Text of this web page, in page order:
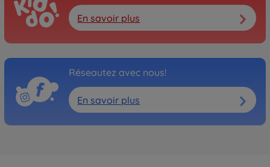
En savoir plus
Réseautez avec nous!
En savoir plus